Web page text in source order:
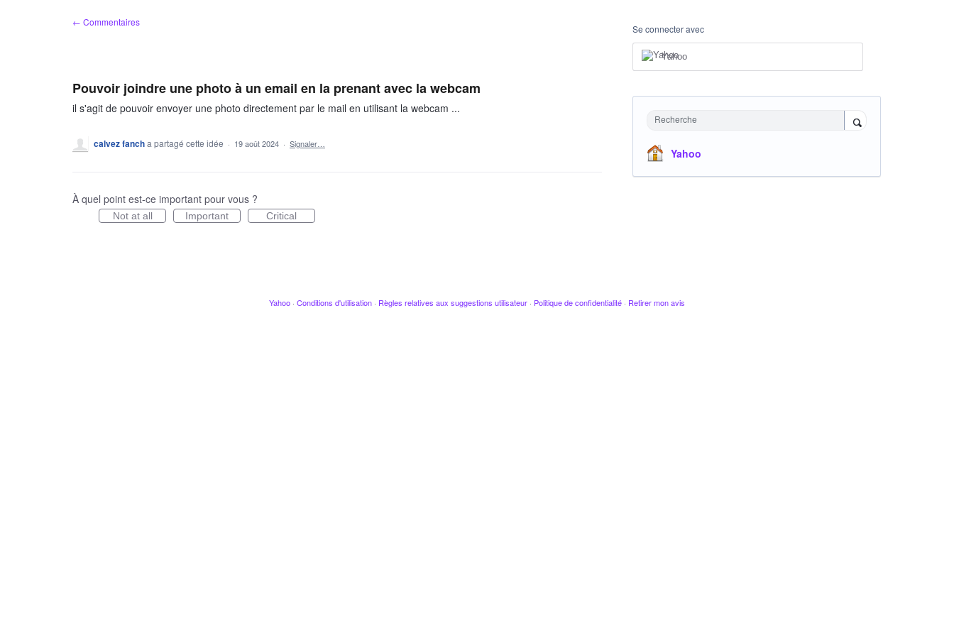
← Commentaires
Pouvoir joindre une photo à un email en la prenant avec la webcam
il s'agit de pouvoir envoyer une photo directement par le mail en utilisant la webcam ...
calvez fancha partagé cette idée · 19 août 2024 · Signaler…
À quel point est-ce important pour vous ?
Not at all Important Critical
Se connecter avec
Yahoo
Recherche
Yahoo
Yahoo · Conditions d'utilisation · Règles relatives aux suggestions utilisateur · Politique de confidentialité · Retirer mon avis